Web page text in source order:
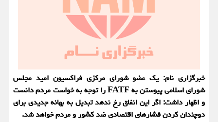
خبرگزاری نام: یك عضو شورای مركزی فراكسیون امید مجلس
شورای اسلامی پیوستن به FATF را توجه به خواست مردم دانست
و اظهار داشت: اگر این انفاق رخ ندهد تبدیل به بهانه جدیدی برای
دوچندان كردن فشارهای اقتصادی ضد كشور و مردم خواهد شد.